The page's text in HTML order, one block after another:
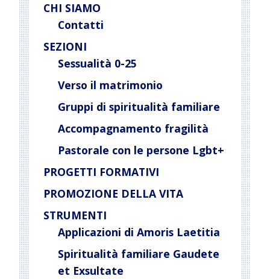
CHI SIAMO
Contatti
SEZIONI
Sessualità 0-25
Verso il matrimonio
Gruppi di spiritualità familiare
Accompagnamento fragilità
Pastorale con le persone Lgbt+
PROGETTI FORMATIVI
PROMOZIONE DELLA VITA
STRUMENTI
Applicazioni di Amoris Laetitia
Spiritualità familiare Gaudete
et Exsultate